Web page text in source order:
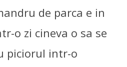
de parca e in
o zi cineva o sa se
piciorul intr-o